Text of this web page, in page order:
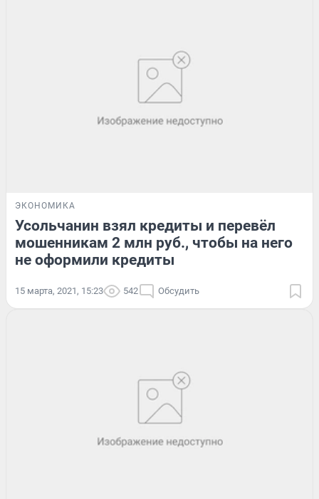
ЭКОНОМИКА
Усольчанин взял кредиты и перевёл
мошенникам 2 млн руб., чтобы на него
не оформили кредиты
15 марта, 2021, 15:23 542 Обсудить